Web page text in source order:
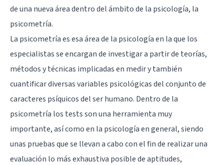
de una nueva área dentro del ámbito de la psicología, la
psicometría.
La psicometría es esa área de la psicología en la que los
especialistas se encargan de investigar a partir de teorías,
métodos y técnicas implicadas en medir y también
cuantificar diversas variables psicológicas del conjunto de
caracteres psíquicos del ser humano. Dentro de la
psicometría los tests son una herramienta muy
importante, así como en la psicología en general, siendo
unas pruebas que se llevan a cabo con el fin de realizar una
evaluación lo más exhaustiva posible de aptitudes,